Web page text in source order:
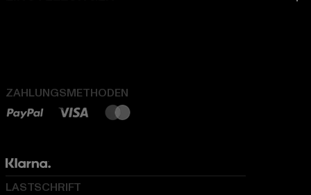
ZAHLUNGSMETHODEN
LASTSCHRIFT